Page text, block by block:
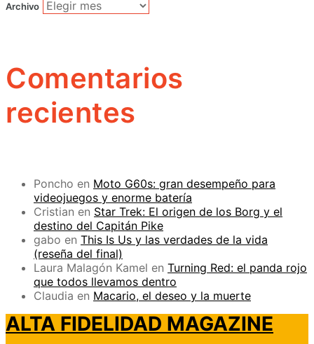
Archivo
Comentarios
recientes
Poncho en Moto G60s: gran desempeño para
videojuegos y enorme batería
Cristian en Star Trek: El origen de los Borg y el
destino del Capitán Pike
gabo en This Is Us y las verdades de la vida
(reseña del final)
Laura Malagón Kamel en Turning Red: el panda rojo
que todos llevamos dentro
Claudia en Macario, el deseo y la muerte
ALTA FIDELIDAD MAGAZINE